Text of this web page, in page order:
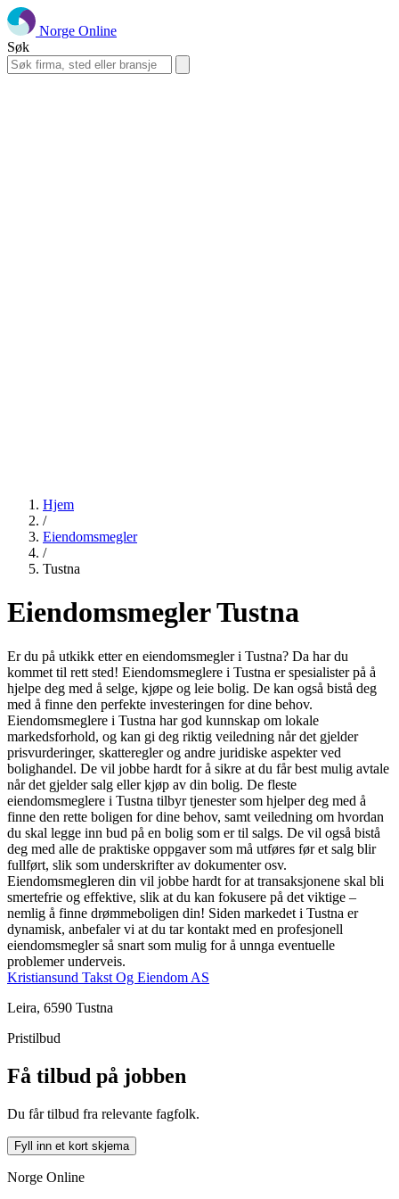
Norge Online
Søk
Hjem
/
Eiendomsmegler
/
Tustna
Eiendomsmegler Tustna
Er du på utkikk etter en eiendomsmegler i Tustna? Da har du
kommet til rett sted! Eiendomsmeglere i Tustna er spesialister på å
hjelpe deg med å selge, kjøpe og leie bolig. De kan også bistå deg
med å finne den perfekte investeringen for dine behov.
Eiendomsmeglere i Tustna har god kunnskap om lokale
markedsforhold, og kan gi deg riktig veiledning når det gjelder
prisvurderinger, skatteregler og andre juridiske aspekter ved
bolighandel. De vil jobbe hardt for å sikre at du får best mulig avtale
når det gjelder salg eller kjøp av din bolig. De fleste
eiendomsmeglere i Tustna tilbyr tjenester som hjelper deg med å
finne den rette boligen for dine behov, samt veiledning om hvordan
du skal legge inn bud på en bolig som er til salgs. De vil også bistå
deg med alle de praktiske oppgaver som må utføres før et salg blir
fullført, slik som underskrifter av dokumenter osv.
Eiendomsmegleren din vil jobbe hardt for at transaksjonene skal bli
smertefrie og effektive, slik at du kan fokusere på det viktige –
nemlig å finne drømmeboligen din! Siden markedet i Tustna er
dynamisk, anbefaler vi at du tar kontakt med en profesjonell
eiendomsmegler så snart som mulig for å unnga eventuelle
problemer underveis.
Kristiansund Takst Og Eiendom AS
Leira, 6590 Tustna
Pristilbud
Få tilbud på jobben
Du får tilbud fra relevante fagfolk.
Fyll inn et kort skjema
Norge Online